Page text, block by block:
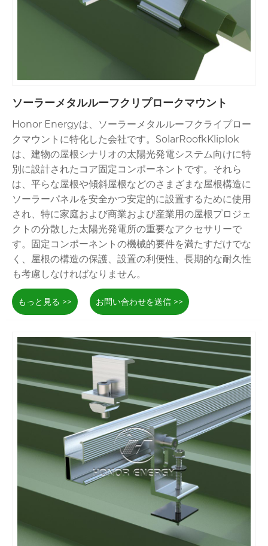
金属屋根ソーラーの多様なニーズを満たすことができま
Energyのスチールメタルソーラールーフマウントソリ
られており、強力な負荷をかける容量がコアハイライト
として強力であるため、金属屋根に大型の太陽光発電パ
ネルの設置に適しています。もっと知りたい場合は、当
社の特定の製品の説明をクリックして、見てみましょ
う。
ソーラーメタルルーフクリプロークマウント
Honor Energyは、ソーラーメタルルーフクライプロー
クマウントに特化した会社です。SolarRoofkKliplok
は、建物の屋根シナリオの太陽光発電システム向けに特
別に設計されたコア固定コンポーネントです。それら
は、平らな屋根や傾斜屋根などのさまざまな屋根構造に
ソーラーパネルを安全かつ安定的に設置するために使用
され、特に家庭および商業および産業用の屋根プロジェ
クトの分散した太陽光発電所の重要なアクセサリーで
す。固定コンポーネントの機械的要件を満たすだけでな
く、屋根の構造の保護、設置の利便性、長期的な耐久性
も考慮しなければなりません。
もっと見る >> お問い合わせを送信 >>